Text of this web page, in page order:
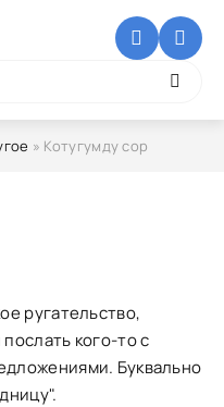
» Котугумду сор
ругательство,
кого-то с
Буквально